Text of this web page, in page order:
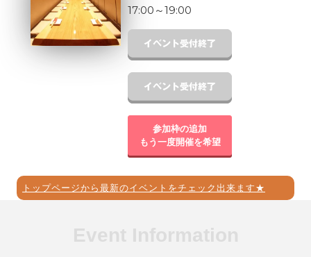
17:00 ～19:00
参加枠の追加
もう一度開催を希望
トップページから最新のイベントをチェック出来ます★